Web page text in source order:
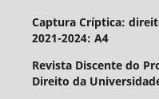
Captura Críptica:
2021-2024: A4
Revista Discente do
Direito da